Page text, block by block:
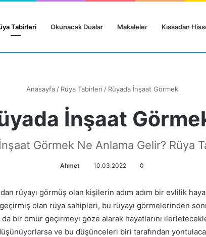
Tabirleri Okunacak Dualar Makaleler Kıssadan
Anasayfa / Rüya Tabirleri / Rüyada İnşaat Görmek
İnşaat
Görmek Ne Anlama Gelir? Rüya
Ahmet 10.03.2022 0
rüyayı görmüş olan kişilerin adım adım bir evlilik
geçirmiş olan rüya sahipleri, bu rüyayı görmelerinden
da bir ömür geçirmeyi göze alarak hayatlarını
ve bu düşünceleri biri tarafından